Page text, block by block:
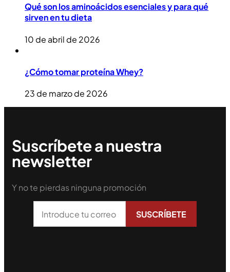
Qué son los aminoácidos esenciales y para qué
sirven en tu dieta
10 de abril de 2026
¿Cómo tomar proteína Whey?
23 de marzo de 2026
Suscríbete a nuestra
newsletter
Y no te pierdas ninguna promoción